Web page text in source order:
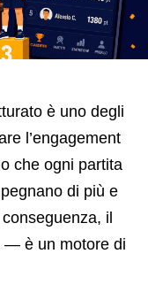
è uno degli
l’engagement
che ogni partita
di più e
il
— è un motore di